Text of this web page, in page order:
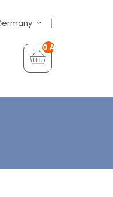
0 Artikel - €0,00